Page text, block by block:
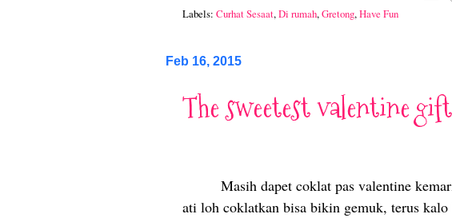
Labels: Curhat Sesaat,Di rumah,Gretong,Have Fun
Feb 16, 2015
The sweetest valentine
Masih dapet coklat pas valentine
ati loh coklatkan bisa bikin gemuk, terus kalo